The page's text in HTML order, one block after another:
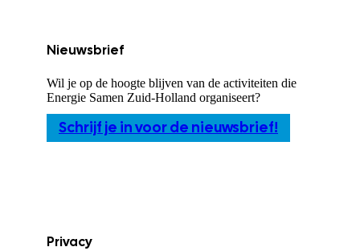
Nieuwsbrief
Wil je op de hoogte blijven van de activiteiten die
Energie Samen Zuid-Holland organiseert?
Schrijf je in voor de nieuwsbrief!
Privacy